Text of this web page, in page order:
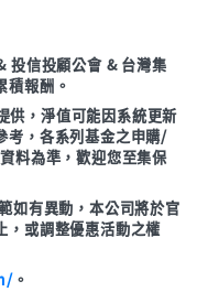
投信投顧公會 & 台灣集
積報酬。
，淨值可能因系統更新
考，各系列基金之申購/
料為準，歡迎您至集保
如有異動，本公司將於官
，或調整優惠活動之權
。